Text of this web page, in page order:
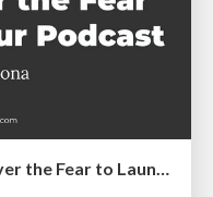
I Don’t Have Time: Getting Over the Fear to Launch Your Podcast